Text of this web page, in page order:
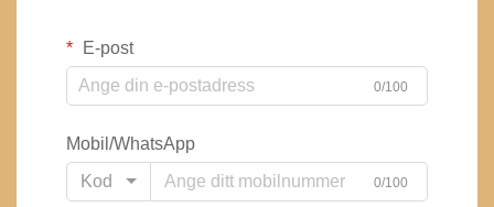
E-post
0/100
Mobil/WhatsApp
Kod
0/100